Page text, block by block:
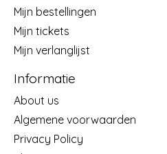
Mijn bestellingen
Mijn tickets
Mijn verlanglijst
Informatie
About us
Algemene voorwaarden
Privacy Policy